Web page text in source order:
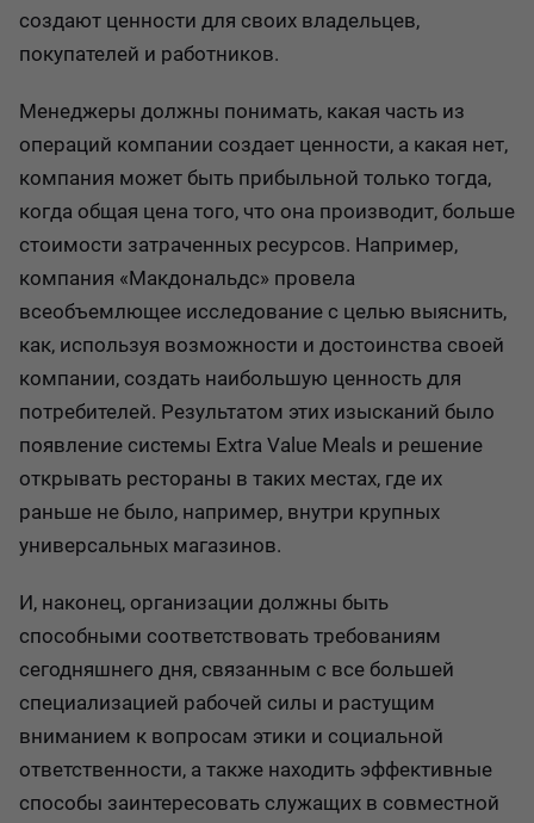
создают ценности для своих владельцев,
покупателей и работников.
Менеджеры должны понимать, какая часть из
операций компании создает ценности, а какая нет,
компания может быть прибыльной только тогда,
когда общая цена того, что она производит, больше
стоимости затраченных ресурсов. Например,
компания «Макдональдс» провела
всеобъемлющее исследование с целью выяснить,
как, используя возможности и достоинства своей
компании, создать наибольшую ценность для
потребителей. Результатом этих изысканий было
появление системы Extra Value Meals и решение
открывать рестораны в таких местах, где их
раньше не было, например, внутри крупных
универсальных магазинов.
И, наконец, организации должны быть
способными соответствовать требованиям
сегодняшнего дня, связанным с все большей
специализацией рабочей силы и растущим
вниманием к вопросам этики и социальной
ответственности, а также находить эффективные
способы заинтересовать служащих в совместной